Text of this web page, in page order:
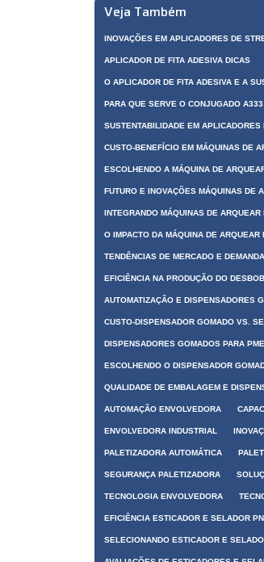
Veja Também
INOVAÇÕES EM APLICADORES DE
APLICADOR DE FITA ADESIVA DICAS
O APLICADOR DE FITA ADESIVA E A
PARA QUE SERVE O CONJUGADO A333
SUSTENTABILIDADE EM APLICADORES
CUSTO-BENEFÍCIO EM MÁQUINAS DE
ESCOLHENDO A MÁQUINA DE
FUTURO E INOVAÇÕES MÁQUINAS DE
INTEGRANDO MÁQUINAS DE ARQUEAR
O IMPACTO DA MÁQUINA DE ARQUEAR
TENDÊNCIAS DE MERCADO E
EFICIÊNCIA NA PRODUÇÃO DO
AUTOMATIZAÇÃO E DISPENSADORES
CUSTO-DISPENSADOR GOMADO VS.
DISPENSADORES GOMADOS PARA
ESCOLHENDO O DISPENSADOR
QUALIDADE DE EMBALAGEM E
AUTOMAÇÃO ENVOLVEDORA
ENVOLVEDORA INDUSTRIAL
PALETIZADORA AUTOMÁTICA
SEGURANÇA PALETIZADORA
TECNOLOGIA ENVOLVEDORA
EFICIÊNCIA ESTICADOR E SELADOR
SELECIONANDO ESTICADOR E